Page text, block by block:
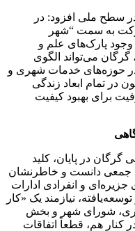
سطح ملی افزود: در
به سمت “شهر
پارک‌های علم و
گرگان می‌تواند الگوی
حوزه‌های خدمات شهری و
در تمام ابعاد زندگی
برای بهبود کیفیت
گرگان در پایان، کلید
جمعی دانست و خاطرنشان
و انفرادی ادارات
نیازمند یک «کار
شورای شهر و بخش
کنار هم، قطعاً اتفاقات